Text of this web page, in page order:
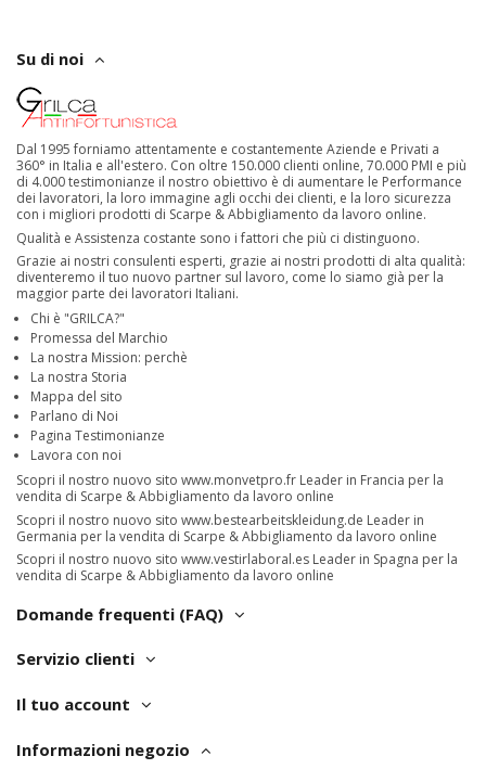
Su di noi
Dal 1995 forniamo attentamente e costantemente Aziende e Privati a
360° in Italia e all'estero. Con oltre 150.000 clienti online, 70.000 PMI e più
di 4.000 testimonianze il nostro obiettivo è di aumentare le Performance
dei lavoratori, la loro immagine agli occhi dei clienti, e la loro sicurezza
con i migliori prodotti di Scarpe & Abbigliamento da lavoro online.
Qualità e Assistenza costante sono i fattori che più ci distinguono.
Grazie ai nostri consulenti esperti, grazie ai nostri prodotti di alta qualità:
diventeremo il tuo nuovo partner sul lavoro, come lo siamo già per la
maggior parte dei lavoratori Italiani.
Chi è "GRILCA?"
Promessa del Marchio
La nostra Mission: perchè
La nostra Storia
Mappa del sito
Parlano di Noi
Pagina Testimonianze
Lavora con noi
Scopri il nostro nuovo sito www.monvetpro.fr Leader in Francia per la
vendita di Scarpe & Abbigliamento da lavoro online
Scopri il nostro nuovo sito www.bestearbeitskleidung.de Leader in
Germania per la vendita di Scarpe & Abbigliamento da lavoro online
Scopri il nostro nuovo sito www.vestirlaboral.es Leader in Spagna per la
vendita di Scarpe & Abbigliamento da lavoro online
Domande frequenti (FAQ)
Servizio clienti
Il tuo account
Informazioni negozio